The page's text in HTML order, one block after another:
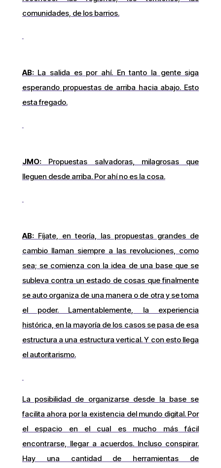
comunidades, de los barrios.
AB: La salida es por ahí. En tanto la gente siga
esperando propuestas de arriba hacia abajo. Esto
esta fregado.
JMO: Propuestas salvadoras, milagrosas que
lleguen desde arriba. Por ahí no es la cosa.
AB: Fíjate, en teoría, las propuestas grandes de
cambio llaman siempre a las revoluciones, como
sea; se comienza con la idea de una base que se
subleva contra un estado de cosas que finalmente
se auto organiza de una manera o de otra y se toma
el poder. Lamentablemente, la experiencia
histórica, en la mayoría de los casos se pasa de esa
estructura a una estructura vertical. Y con esto llega
el autoritarismo.
La posibilidad de organizarse desde la base se
facilita ahora por la existencia del mundo digital. Por
el espacio en el cual es mucho más fácil
encontrarse, llegar a acuerdos. Incluso conspirar.
Hay una cantidad de herramientas de